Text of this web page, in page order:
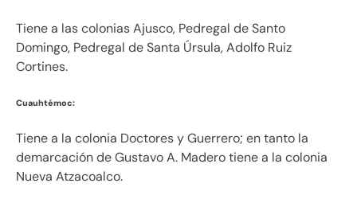
Tiene a las colonias Ajusco, Pedregal de Santo
Domingo, Pedregal de Santa Úrsula, Adolfo Ruiz
Cortines.
Cuauhtémoc:
Tiene a la colonia Doctores y Guerrero; en tanto la
demarcación de Gustavo A. Madero tiene a la colonia
Nueva Atzacoalco.